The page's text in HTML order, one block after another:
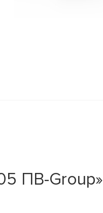
ПВ-Group»